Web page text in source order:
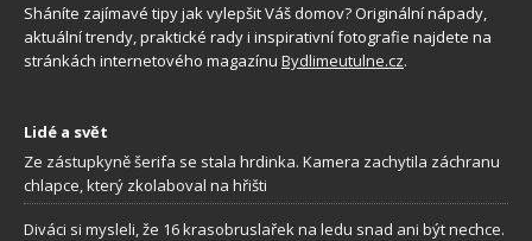
Sháníte zajímavé tipy jak vylepšit Váš domov? Originální nápady,
aktuální trendy, praktické rady i inspirativní fotografie najdete na
stránkách internetového magazínu Bydlimeutulne.cz.
Lidé a svět
Ze zástupkyně šerifa se stala hrdinka. Kamera zachytila záchranu
chlapce, který zkolaboval na hřišti
Diváci si mysleli, že 16 krasobruslařek na ledu snad ani být nechce.